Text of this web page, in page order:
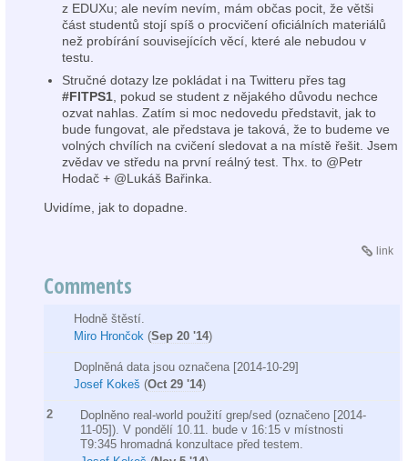
z EDUXu; ale nevím nevím, mám občas pocit, že větši
část studentů stojí spíš o procvičení oficiálních materiálů
než probírání souvisejících věcí, které ale nebudou v
testu.
Stručné dotazy lze pokládat i na Twitteru přes tag
#FITPS1 , pokud se student z nějakého důvodu nechce
ozvat nahlas. Zatím si moc nedovedu představit, jak to
bude fungovat, ale představa je taková, že to budeme ve
volných chvílích na cvičení sledovat a na místě řešit. Jsem
zvědav ve středu na první reálný test. Thx. to @Petr
Hodač + @Lukáš Bařinka.
Uvidíme, jak to dopadne.
link
Comments
Hodně štěstí.
Miro Hrončok (Sep 20 '14)
Doplněná data jsou označena [2014-10-29]
Josef Kokeš (Oct 29 '14)
2
Doplněno real-world použití grep/sed (označeno [2014-
11-05]). V pondělí 10.11. bude v 16:15 v místnosti
T9:345 hromadná konzultace před testem.